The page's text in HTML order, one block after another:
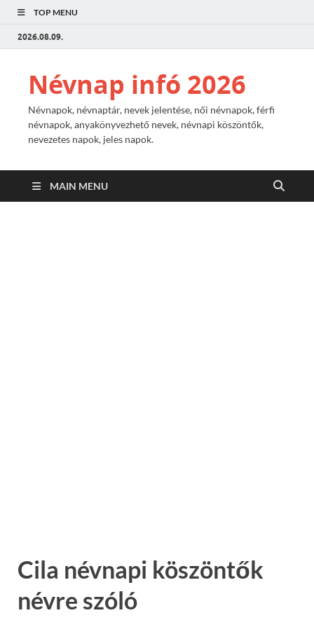
TOP MENU
2026.08.09.
Névnap infó 2026
Névnapok, névnaptár, nevek jelentése, női névnapok, férfi
névnapok, anyakönyvezhető nevek, névnapi köszöntők,
nevezetes napok, jeles napok.
MAIN MENU
Cila névnapi köszöntők
névre szóló